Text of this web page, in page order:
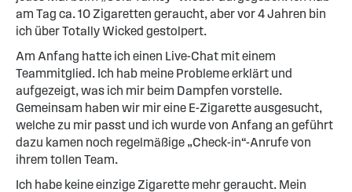
am Tag ca. 10 Zigaretten geraucht, aber vor 4 Jahren bin
ich über Totally Wicked gestolpert.
Am Anfang hatte ich einen Live-Chat mit einem
Teammitglied. Ich hab meine Probleme erklärt und
aufgezeigt, was ich mir beim Dampfen vorstelle.
Gemeinsam haben wir mir eine E-Zigarette ausgesucht,
welche zu mir passt und ich wurde von Anfang an geführt
dazu kamen noch regelmäßige „Check-in“-Anrufe von
ihrem tollen Team.
Ich habe keine einzige Zigarette mehr geraucht. Mein